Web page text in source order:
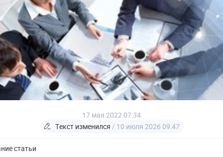
17 мая 2022 07:34
Текст изменился / 10 июля 2026 09:47
статьи